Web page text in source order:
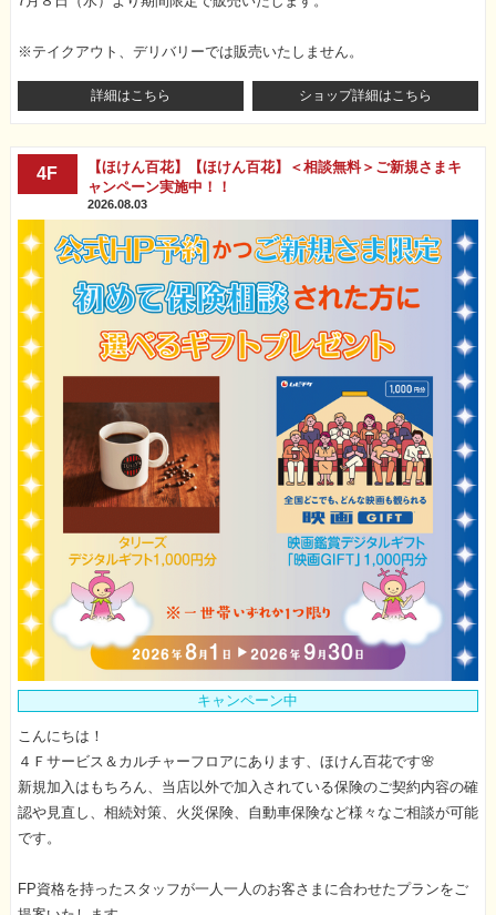
※テイクアウト、デリバリーでは販売いたしません。
詳細はこちら ショップ詳細はこちら
4F
【ほけん百花】【ほけん百花】＜相談無料＞ご新規さまキ
ャンペーン実施中！！
2026.08.03
キャンペーン中
こんにちは！
４Ｆサービス＆カルチャーフロアにあります、ほけん百花です🌸
新規加入はもちろん、当店以外で加入されている保険のご契約内容の確
認や見直し、相続対策、火災保険、自動車保険など様々なご相談が可能
です。
FP資格を持ったスタッフが一人一人のお客さまに合わせたプランをご